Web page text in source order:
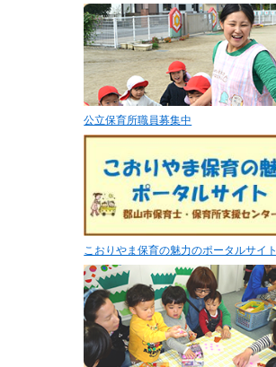
公立保育所職員募集中
こおりやま保育の魅力のポータルサイト